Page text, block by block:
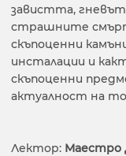
завистта,
страшните
скъпоценни
инсталации и
скъпоценни
актуалност на
Лектор: Маестро